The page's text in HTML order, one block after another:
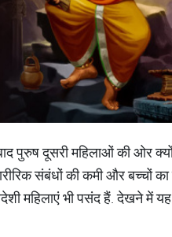
पुरुष दूसरी महिलाओं की ओर
संबंधों की कमी और बच्चों
महिलाएं भी पसंद हैं. देखने में